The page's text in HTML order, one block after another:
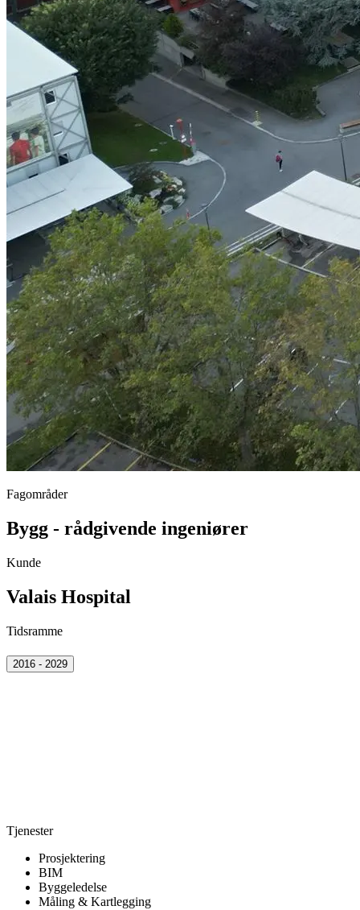
Fagområder
Bygg - rådgivende ingeniører
Kunde
Valais Hospital
Tidsramme
2016 - 2029
Tjenester
Prosjektering
BIM
Byggeledelse
Måling & Kartlegging